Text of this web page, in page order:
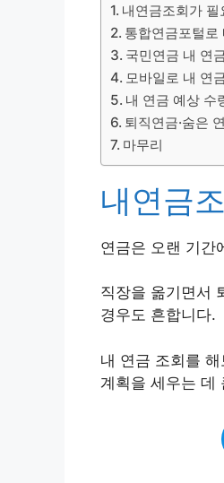
내연금조회가 필
통합연금포털로
국민연금 내 연
모바일로 내 연
내 연금 예상 수
퇴직연금·숨은
마무리
내연금
연금은 오랜 기간
직장을 옮기면서
경우도 흔합니다.
내 연금 조회를
계획을 세우는 데